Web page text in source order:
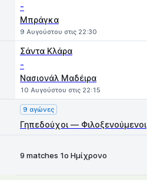
-
Μπράγκα
9 Αυγούστου στις 22:30
Σάντα Κλάρα
-
Νασιονάλ Μαδέιρα
10 Αυγούστου στις 22:15
9 αγώνες
Γηπεδούχοι — Φιλοξενούμενοι
9 matches 1ο Ημίχρονο